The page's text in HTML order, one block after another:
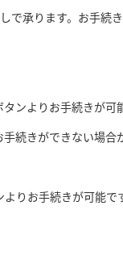
で承ります。お手続き
ンよりお手続きが可
続きができない場合
りお手続きが可能で